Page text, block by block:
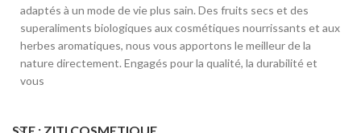
adaptés à un mode de vie plus sain. Des fruits secs et des
superaliments biologiques aux cosmétiques nourrissants et aux
herbes aromatiques, nous vous apportons le meilleur de la
nature directement. Engagés pour la qualité, la durabilité et
vous